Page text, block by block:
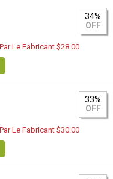
34%
OFF
Le Fabricant $28.00
33%
OFF
Le Fabricant $30.00